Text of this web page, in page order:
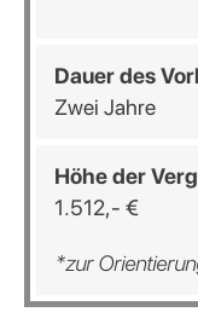
Dauerdes
Zwei Jahre
Höheder
1.512,- €
*zur